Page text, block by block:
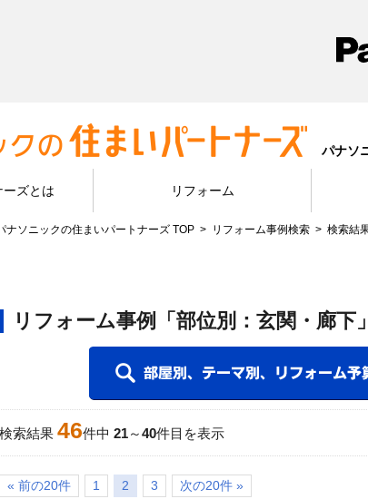
パナソ
ズとは リフォーム
ナソニックの住まいパートナーズ TOP リフォーム事例検索 検索結
リフォーム事例「部位別：玄関・廊下
検索結果 46件中 21～40件目を表示
« 前の20件 1 2 3 次の20件 »